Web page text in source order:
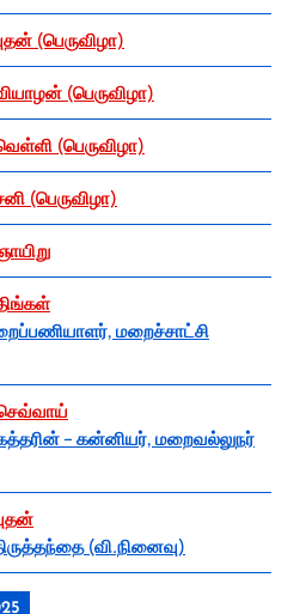
(பெருவிழா)
(பெருவிழா)
(பெருவிழா)
(பெருவிழா)
மறைச்சாட்சி
– கன்னியர், மறைவல்லுநர்
(வி.நினைவு)